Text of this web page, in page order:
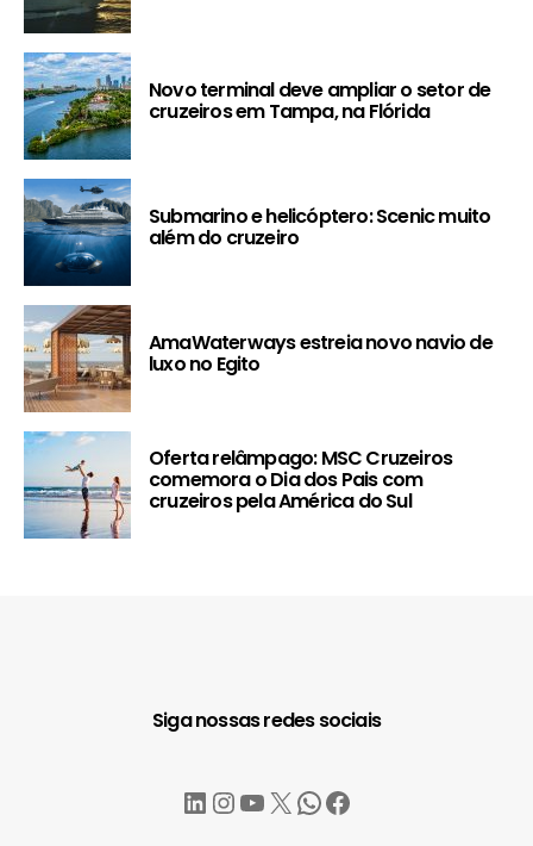
Novo terminal deve ampliar o setor de
cruzeiros em Tampa, na Flórida
Submarino e helicóptero: Scenic muito
além do cruzeiro
AmaWaterways estreia novo navio de
luxo no Egito
Oferta relâmpago: MSC Cruzeiros
comemora o Dia dos Pais com
cruzeiros pela América do Sul
Siga nossas redes sociais
LinkedIn
Instagram
YouTube
X WhatsApp
Facebook